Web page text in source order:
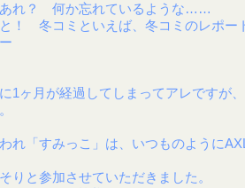
れ？ 何か忘れているような……
！ 冬コミといえば、冬コミのレポー
1ヶ月が経過してしまってアレですが
れ「すみっこ」は、いつものように
りと参加させていただきました。